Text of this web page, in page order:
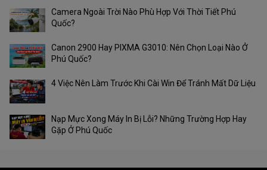
Camera Ngoài Trời Nào Phù Hợp Với Thời Tiết Phú
Quốc?
Canon 2900 Hay PIXMA G3010: Nên Chọn Loại Nào Ở
Phú Quốc?
4 Việc Nên Làm Trước Khi Cài Win Để Tránh Mất Dữ Liệu
Nạp Mực Xong Máy In Bị Lỗi? Những Trường Hợp Hay
Gặp Ở Phú Quốc